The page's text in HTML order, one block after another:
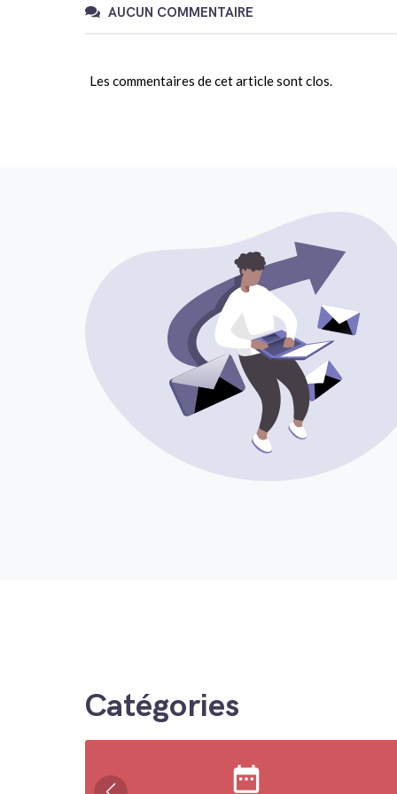
AUCUN COMMENTAIRE
Les commentaires de cet article sont clos.
Catégories
date_range